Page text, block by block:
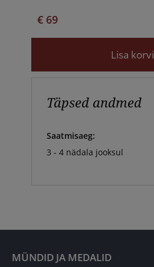
€ 69
Lisa korvi
Täpsed andmed
Saatmisaeg:
3 - 4 nädala jooksul
MÜNDID JA MEDALID